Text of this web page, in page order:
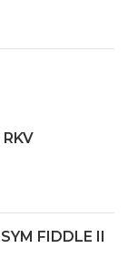
FIDDLE II